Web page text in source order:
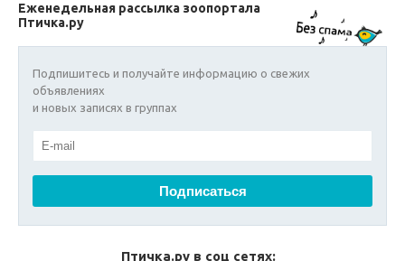
Еженедельная рассылка зоопортала
Птичка.ру
Подпишитесь и получайте информацию о свежих
объявлениях
и новых записях в группах
Птичка.ру в соц сетях: